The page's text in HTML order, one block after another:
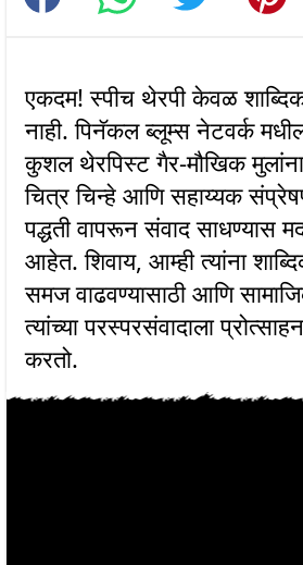
एकदम! स्पीच थेरपी केवळ
नाही. पिनॅकल ब्लूम्स नेटवर्क
कुशल थेरपिस्ट गैर-मौखिक
चित्र चिन्हे आणि सहाय्यक
पद्धती वापरून संवाद साधण्यास
आहेत. शिवाय, आम्ही त्यांना
समज वाढवण्यासाठी आणि
त्यांच्या परस्परसंवादाला